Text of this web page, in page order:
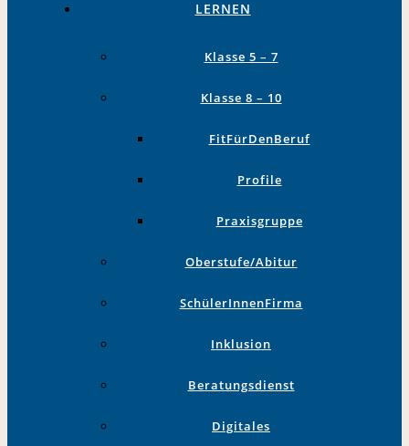
LERNEN
Klasse 5 – 7
Klasse 8 – 10
FitFürDenBeruf
Profile
Praxisgruppe
Oberstufe/Abitur
SchülerInnenFirma
Inklusion
Beratungsdienst
Digitales